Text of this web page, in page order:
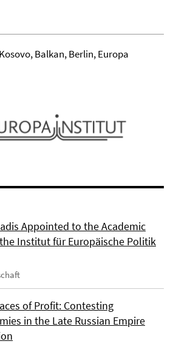
Balkan, Berlin, Europa
Appointed to the Academic
Institut für Europäische Politik
of Profit: Contesting
in the Late Russian Empire